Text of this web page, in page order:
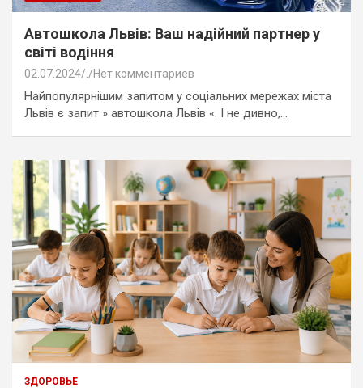
Автошкола Львів: Ваш надійний партнер у
світі водіння
02.07.2024 Нет комментариев
Найпопулярнішим запитом у соціальних мережах міста
Львів є запит » автошкола Львів «. І не дивно,…
ЗДОРОВЬЕ